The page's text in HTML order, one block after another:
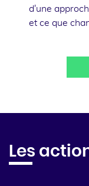
d'une
et ce que
Les